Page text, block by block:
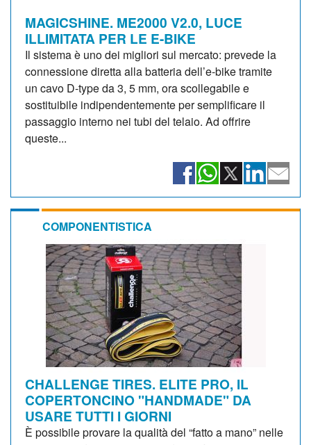
MAGICSHINE. ME2000 V2.0, LUCE
ILLIMITATA PER LE E-BIKE
Il sistema è uno dei migliori sul mercato: prevede la
connessione diretta alla batteria dell’e-bike tramite
un cavo D-type da 3, 5 mm, ora scollegabile e
sostituibile indipendentemente per semplificare il
passaggio interno nei tubi del telaio. Ad offrire
queste...
COMPONENTISTICA
CHALLENGE TIRES. ELITE PRO, IL
COPERTONCINO "HANDMADE" DA
USARE TUTTI I GIORNI
È possibile provare la qualità del “fatto a mano” nelle